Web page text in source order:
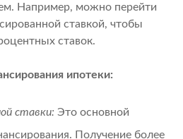
Например, можно перейти
ставкой, чтобы
ставок.
ипотеки:
ставки: Это основной
Получение более